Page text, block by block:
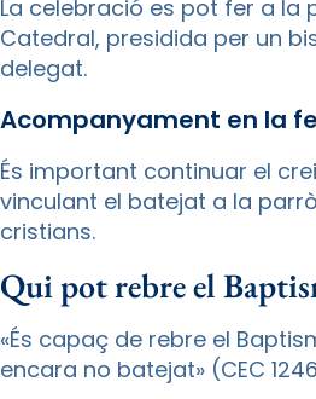
La celebració es pot fer a la
Catedral, presidida per un
delegat.
Acompanyament en la fe
És important continuar el
vinculant el batejat a la
cristians.
Qui pot rebre el
«És capaç de rebre el
encara no batejat» (CEC